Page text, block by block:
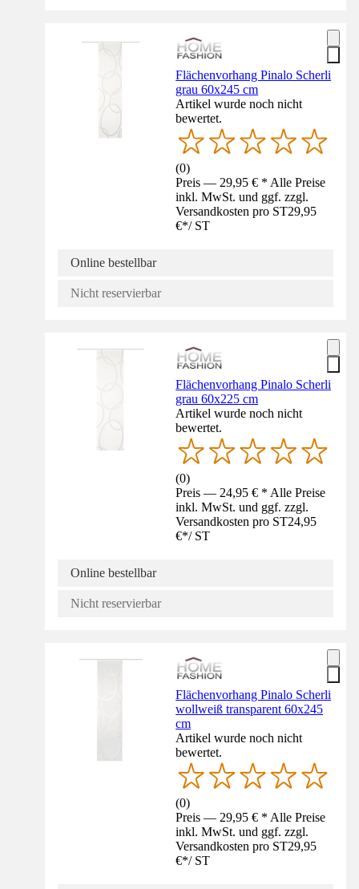
Flächenvorhang Pinalo Scherli
grau 60x245 cm
Artikel wurde noch nicht
bewertet.
(0)
Preis — 29,95 € * Alle Preise
inkl. MwSt. und ggf. zzgl.
Versandkosten pro ST29,95
€*/ ST
Online bestellbar
Nicht reservierbar
Flächenvorhang Pinalo Scherli
grau 60x225 cm
Artikel wurde noch nicht
bewertet.
(0)
Preis — 24,95 € * Alle Preise
inkl. MwSt. und ggf. zzgl.
Versandkosten pro ST24,95
€*/ ST
Online bestellbar
Nicht reservierbar
Flächenvorhang Pinalo Scherli
wollweiß transparent 60x245
cm
Artikel wurde noch nicht
bewertet.
(0)
Preis — 29,95 € * Alle Preise
inkl. MwSt. und ggf. zzgl.
Versandkosten pro ST29,95
€*/ ST